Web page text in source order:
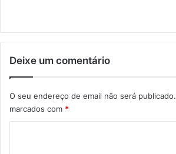
Deixe um comentário
O seu endereço de email não será publicado.
marcados com *